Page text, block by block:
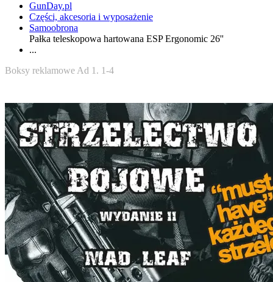
GunDay.pl
Części, akcesoria i wyposażenie
Samoobrona
Pałka teleskopowa hartowana ESP Ergonomic 26'' (ExB-
...
Boksy reklamowe Ad 1. 1-4